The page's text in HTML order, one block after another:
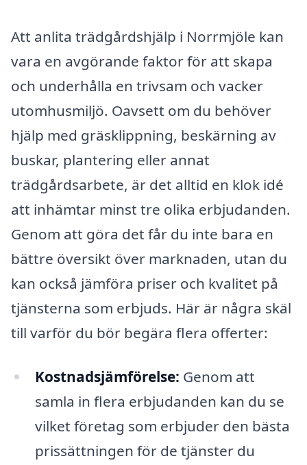
Att anlita trädgårdshjälp i Norrmjöle kan
vara en avgörande faktor för att skapa
och underhålla en trivsam och vacker
utomhusmiljö. Oavsett om du behöver
hjälp med gräsklippning, beskärning av
buskar, plantering eller annat
trädgårdsarbete, är det alltid en klok idé
att inhämtar minst tre olika erbjudanden.
Genom att göra det får du inte bara en
bättre översikt över marknaden, utan du
kan också jämföra priser och kvalitet på
tjänsterna som erbjuds. Här är några skäl
till varför du bör begära flera offerter:
Kostnadsjämförelse: Genom att
samla in flera erbjudanden kan du se
vilket företag som erbjuder den bästa
prissättningen för de tjänster du